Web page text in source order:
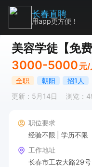
美容学徒【免
3000-5000 元/
全职 朝阳
招1人
更新：5月14日
浏览：
职位要求
经验不限
学历不限
工作地址
长春市工农大路29号
长春直聘
用app更方便！